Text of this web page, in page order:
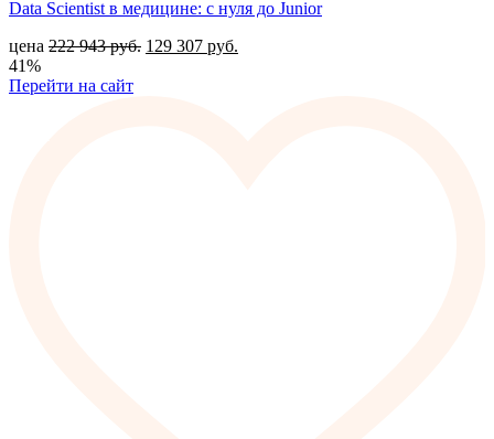
Data Scientist в медицине: с нуля до Junior
цена 222 943руб. 129 307 руб.
41%
Перейти на сайт